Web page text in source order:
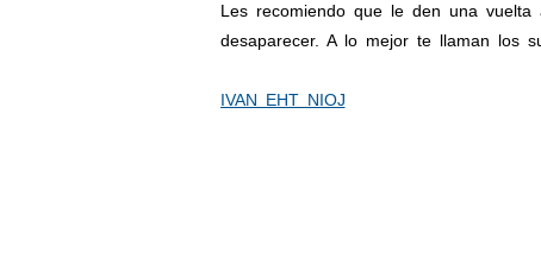
Les recomiendo que le den una vuelta
desaparecer. A lo mejor te llaman los
IVAN EHT NIOJ